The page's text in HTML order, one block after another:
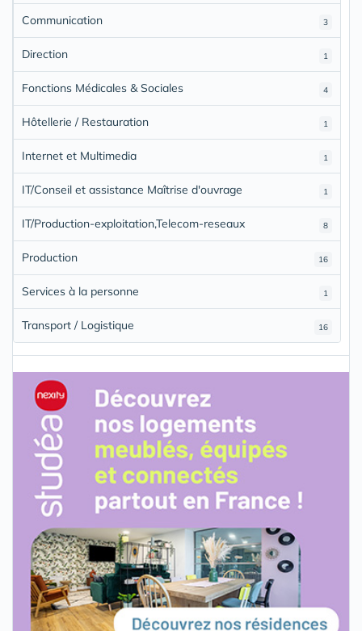
3
Communication
1
Direction
4
Fonctions Médicales & Sociales
1
Hôtellerie / Restauration
1
Internet et Multimedia
1
IT/Conseil et assistance Maîtrise d'ouvrage
8
IT/Production-exploitation,Telecom-reseaux
16
Production
1
Services à la personne
16
Transport / Logistique